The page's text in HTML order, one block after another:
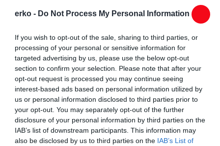
erko - Do Not Process My Personal Information
If you wish to opt-out of the sale, sharing to third parties, or
processing of your personal or sensitive information for
targeted advertising by us, please use the below opt-out
section to confirm your selection. Please note that after your
opt-out request is processed you may continue seeing
interest-based ads based on personal information utilized by
us or personal information disclosed to third parties prior to
your opt-out. You may separately opt-out of the further
disclosure of your personal information by third parties on the
IAB’s list of downstream participants. This information may
also be disclosed by us to third parties on the IAB’s List of
Ο Υπεύθυνος Ψηφιακής Μετάβασης, Γεώργιος Κτενάς
Η συνάντηση έκλεισε με αμοιβαία δέσμευση για στενότερη
συνεργασία και διαρκή διάλογο προς όφελος της τοπικής
οικονομίας και κοινωνίας.